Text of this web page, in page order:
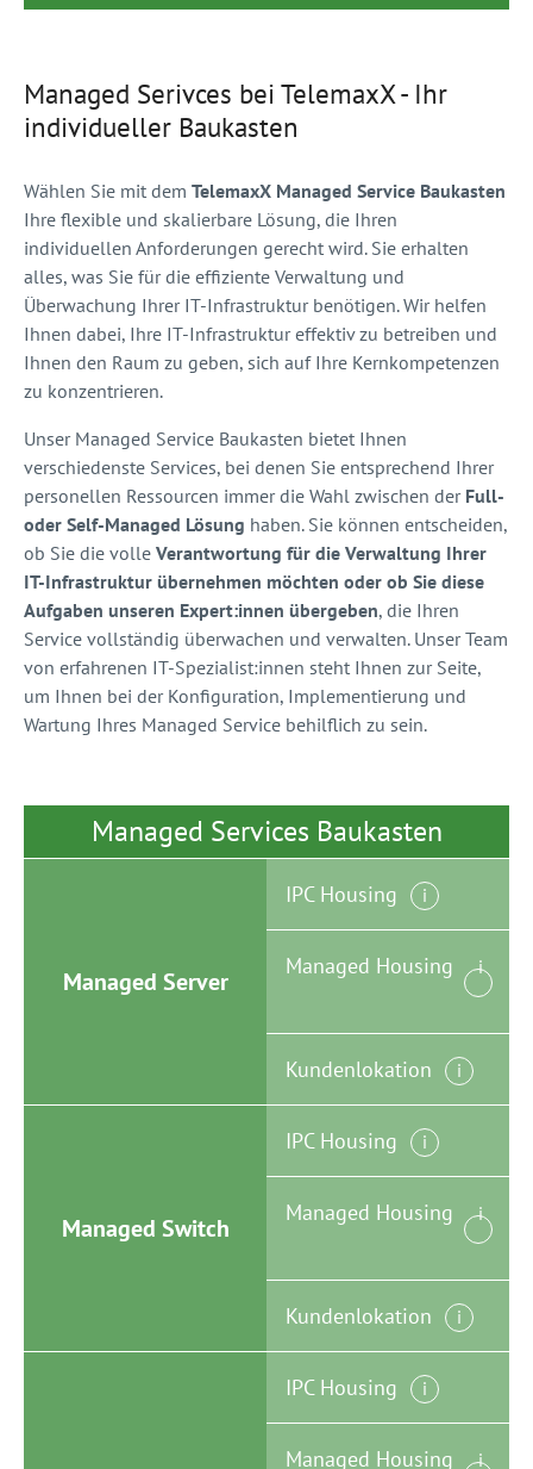
Managed Serivces bei TelemaxX - Ihr
individueller Baukasten
Wählen Sie mit dem TelemaxX Managed Service Baukasten
Ihre flexible und skalierbare Lösung, die Ihren
individuellen Anforderungen gerecht wird. Sie erhalten
alles, was Sie für die effiziente Verwaltung und
Überwachung Ihrer IT-Infrastruktur benötigen. Wir helfen
Ihnen dabei, Ihre IT-Infrastruktur effektiv zu betreiben und
Ihnen den Raum zu geben, sich auf Ihre Kernkompetenzen
zu konzentrieren.
Unser Managed Service Baukasten bietet Ihnen
verschiedenste Services, bei denen Sie entsprechend Ihrer
personellen Ressourcen immer die Wahl zwischen der Full-
oder Self-Managed Lösung haben. Sie können entscheiden,
ob Sie die volle Verantwortung für die Verwaltung Ihrer
IT-Infrastruktur übernehmen möchten oder ob Sie diese
Aufgaben unseren Expert:innen übergeben, die Ihren
Service vollständig überwachen und verwalten. Unser Team
von erfahrenen IT-Spezialist:innen steht Ihnen zur Seite,
um Ihnen bei der Konfiguration, Implementierung und
Wartung Ihres Managed Service behilflich zu sein.
Managed Services Baukasten
Managed Server
IPC Housing i
Managed Housing i
Kundenlokation i
Managed Switch
IPC Housing i
Managed Housing i
Kundenlokation i
IPC Housing i
Managed Housing i